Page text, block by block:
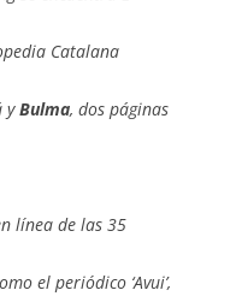
Catalana
yBulma, dos páginas
línea de las 35
el periódico ‘Avui’,